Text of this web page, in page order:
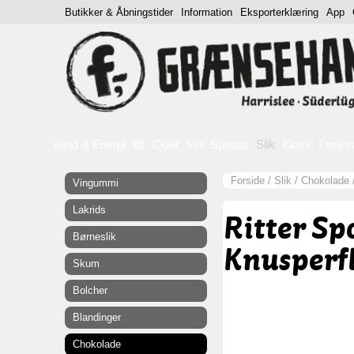
Slik
Forside / Slik / Chokolade
Ritter
Vingummi
Lakrids
Børneslik
Skum
Bolcher
Blandinger
Chokolade
Butikker & Åbningstider Information Eksporterklæring App